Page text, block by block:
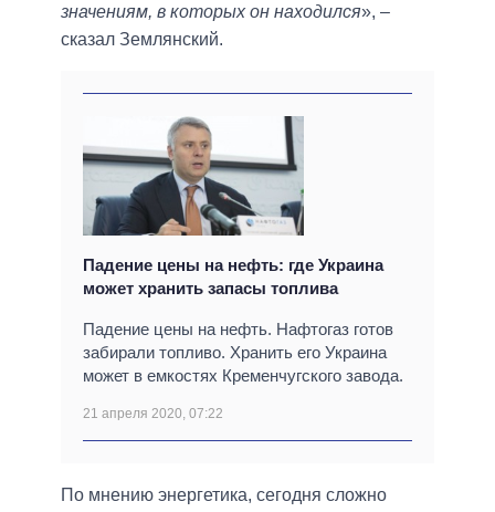
значениям, в которых он находился», –
сказал Землянский.
Падение цены на нефть: где Украина
может хранить запасы топлива
Падение цены на нефть. Нафтогаз готов
забирали топливо. Хранить его Украина
может в емкостях Кременчугского завода.
21 апреля 2020, 07:22
По мнению энергетика, сегодня сложно